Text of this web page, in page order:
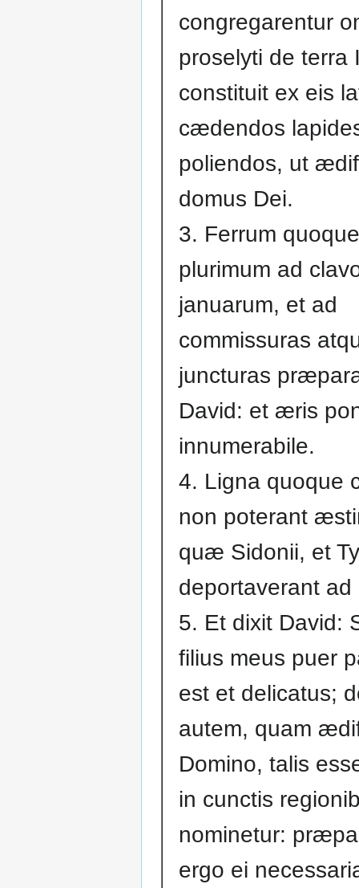
congregarentur
proselyti de terra
constituit ex eis
cædendos
poliendos, ut
domus Dei.
3. Ferrum quoque
plurimum ad
januarum, et ad
commissuras
juncturas
David: et æris
innumerabile.
4. Ligna quoque
non poterant
quæ Sidonii, et
deportaverant ad
5. Et dixit David:
filius meus puer
est et delicatus;
autem, quam
Domino, talis
in cunctis
nominetur:
ergo ei